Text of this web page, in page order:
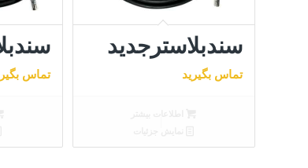
سندبلاسترجدید
تماس بگیرید تماس